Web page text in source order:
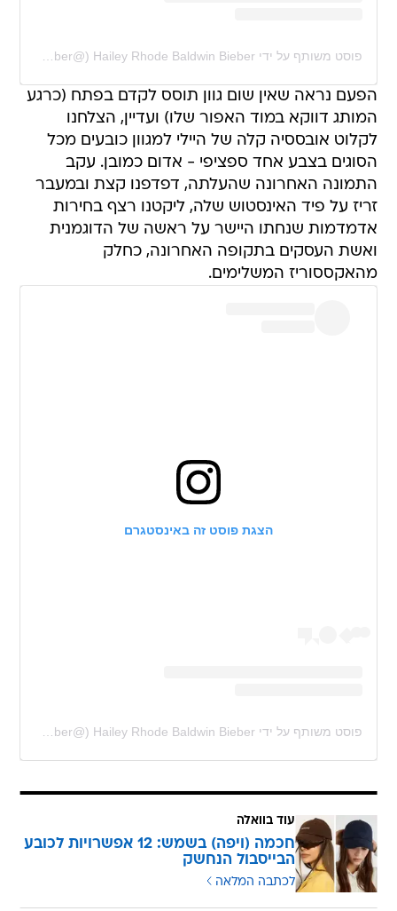
פוסט משותף על ידי ‏‎Hailey Rhode Baldwin Bieber‎‏ (@‏‎haileybieber‎‏)
הפעם נראה שאין שום גוון תוסס לקדם בפתח (כרגע
המותג דווקא במוד האפור שלו) ועדיין, הצלחנו
לקלוט אובססיה קלה של היילי למגוון כובעים מכל
הסוגים בצבע אחד ספציפי - אדום כמובן. עקב
התמונה האחרונה שהעלתה, דפדפנו קצת ובמעבר
זריז על פיד האינסטוש שלה, ליקטנו רצף בחירות
אדמדמות שנחתו היישר על ראשה של הדוגמנית
ואשת העסקים בתקופה האחרונה, כחלק
מהאקססוריז המשלימים.
הצגת פוסט זה באינסטגרם
פוסט משותף על ידי ‏‎Hailey Rhode Baldwin Bieber‎‏ (@‏‎haileybieber‎‏)
עוד בוואלה
חכמה (ויפה) בשמש: 12 אפשרויות לכובע
הבייסבול הנחשק
לכתבה המלאה